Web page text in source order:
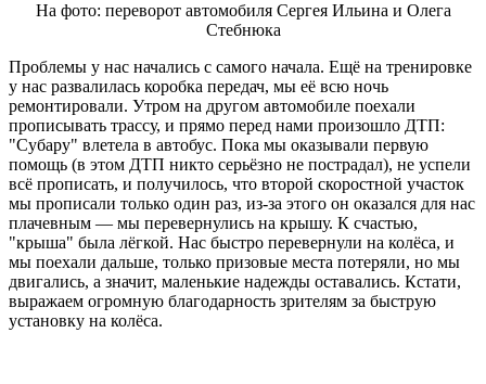
На фото: переворот автомобиля Сергея Ильина и Олега
Стебнюка
Проблемы у нас начались с самого начала. Ещё на тренировке
у нас развалилась коробка передач, мы её всю ночь
ремонтировали. Утром на другом автомобиле поехали
прописывать трассу, и прямо перед нами произошло ДТП:
"Субару" влетела в автобус. Пока мы оказывали первую
помощь (в этом ДТП никто серьёзно не пострадал), не успели
всё прописать, и получилось, что второй скоростной участок
мы прописали только один раз, из-за этого он оказался для нас
плачевным — мы перевернулись на крышу. К счастью,
"крыша" была лёгкой. Нас быстро перевернули на колёса, и
мы поехали дальше, только призовые места потеряли, но мы
двигались, а значит, маленькие надежды оставались. Кстати,
выражаем огромную благодарность зрителям за быструю
установку на колёса.